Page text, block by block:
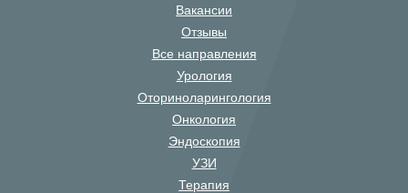
Вакансии
Отзывы
Все направления
Урология
Оториноларингология
Онкология
Эндоскопия
УЗИ
Терапия